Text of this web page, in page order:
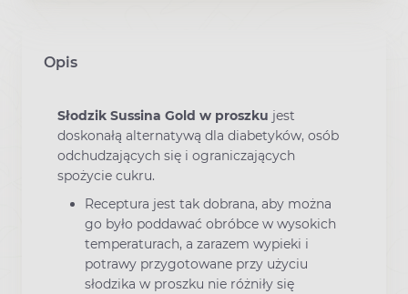
Opis
Słodzik Sussina Gold w proszku jest
doskonałą alternatywą dla diabetyków, osób
odchudzających się i ograniczających
spożycie cukru.
Receptura jest tak dobrana, aby można
go było poddawać obróbce w wysokich
temperaturach, a zarazem wypieki i
potrawy przygotowane przy użyciu
słodzika w proszku nie różniły się